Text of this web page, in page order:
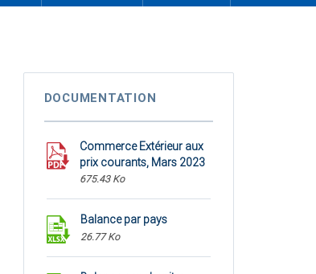
DOCUMENTATION
Commerce Extérieur aux
prix courants, Mars 2023
675.43 Ko
Balance par pays
26.77 Ko